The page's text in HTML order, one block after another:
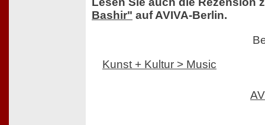
Bashir" auf AVIVA-Berlin.
Kunst + Kultur > Music